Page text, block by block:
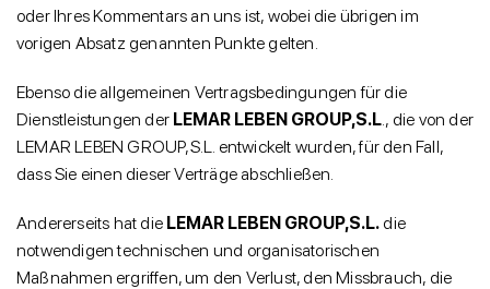
oder Ihres Kommentars an uns ist, wobei die übrigen im
vorigen Absatz genannten Punkte gelten.
Ebenso die allgemeinen Vertragsbedingungen für die
Dienstleistungen der LEMAR LEBEN GROUP,S.L., die von der
LEMAR LEBEN GROUP,S.L. entwickelt wurden, für den Fall,
dass Sie einen dieser Verträge abschließen.
Andererseits hat die LEMAR LEBEN GROUP,S.L. die
notwendigen technischen und organisatorischen
Maßnahmen ergriffen, um den Verlust, den Missbrauch, die